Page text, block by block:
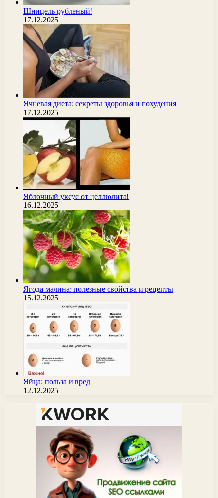
Шницель рубленый!
17.12.2025
Ячневая диета: секреты здоровья и похудения
17.12.2025
Яблочный уксус от целлюлита!
16.12.2025
Ягода малина: полезные свойства и рецепты
15.12.2025
Яйца: польза и вред
12.12.2025